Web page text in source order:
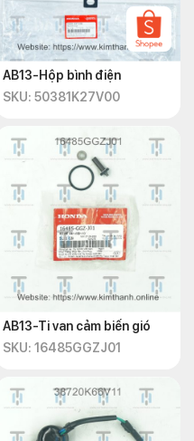
AB13-Hộp bình điện
SKU: 50381K27V00
AB13-Ti van cảm biến gió
SKU: 16485GGZJ01